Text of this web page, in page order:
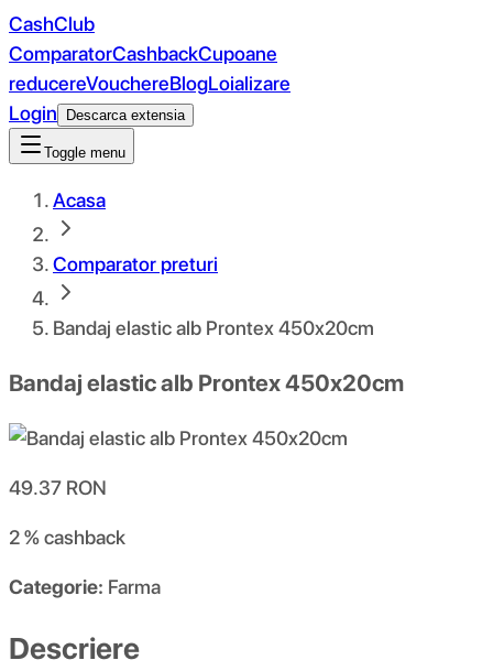
CashClub
ComparatorCashbackCupoane
reducereVouchereBlogLoializare
Login
Descarca extensia
Toggle menu
Acasa
Comparator preturi
Bandaj elastic alb Prontex 450x20cm
Bandaj elastic alb Prontex 450x20cm
49.37 RON
2 %cashback
Categorie: Farma
Descriere